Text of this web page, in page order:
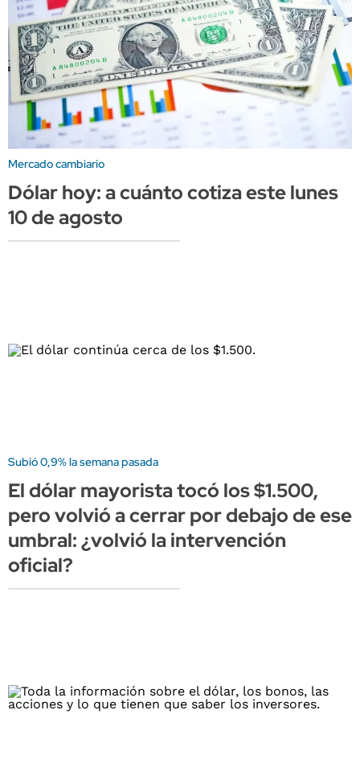
Mercado cambiario
Dólar hoy: a cuánto cotiza este lunes
10 de agosto
Subió 0,9% la semana pasada
El dólar mayorista tocó los $1.500,
pero volvió a cerrar por debajo de ese
umbral: ¿volvió la intervención
oficial?